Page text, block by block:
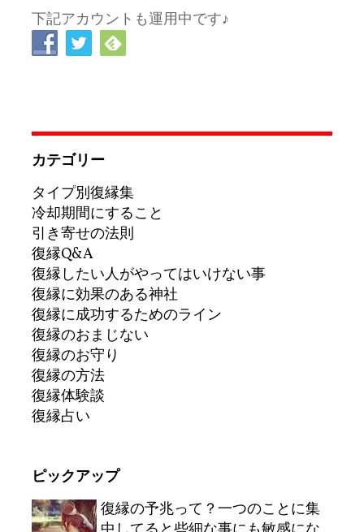
下記アカウントも運用中です♪
カテゴリー
タイプ別復縁集
冷却期間にすること
引き寄せの法則
復縁Q&A
復縁したい人がやってはいけない事
復縁に効果のある神社
復縁に成功するためのライン
復縁のおまじない
復縁のお守り
復縁の方法
復縁体験談
復縁占い
ピックアップ
復縁の予兆って？一つのことに集